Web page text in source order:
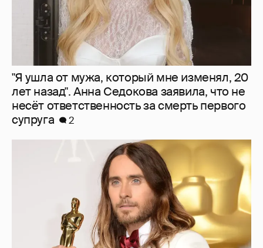
"Я ушла от мужа, который мне изменял, 20
лет назад". Анна Седокова заявила, что не
несёт ответственность за смерть первого
супруга
2